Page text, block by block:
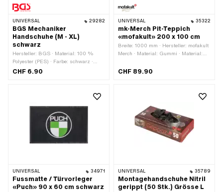
UNIVERSAL 29282
BGS Mechaniker
Handschuhe (M - XL)
schwarz
Hersteller: BGS · Material: 100 %
Polyester (PES) · Farbe: schwarz ·
Grösse: L · Grösse: M · Grösse: XL ·
CHF 6.90
UNIVERSAL 35322
mk-Merch Pit-Teppich
«mofakult» 200 x 100 cm
Breite: 1000 mm · Hersteller: mofakult
Merch · Material: Gummi · Material:
Farbe: weiss · Gesamtlänge: 2000
CHF 89.90
UNIVERSAL 34971
Fussmatte / Türvorleger
«Puch» 90 x 60 cm schwarz
UNIVERSAL 35789
Montagehandschuhe Nitril
gerippt (50 Stk.) Grösse L